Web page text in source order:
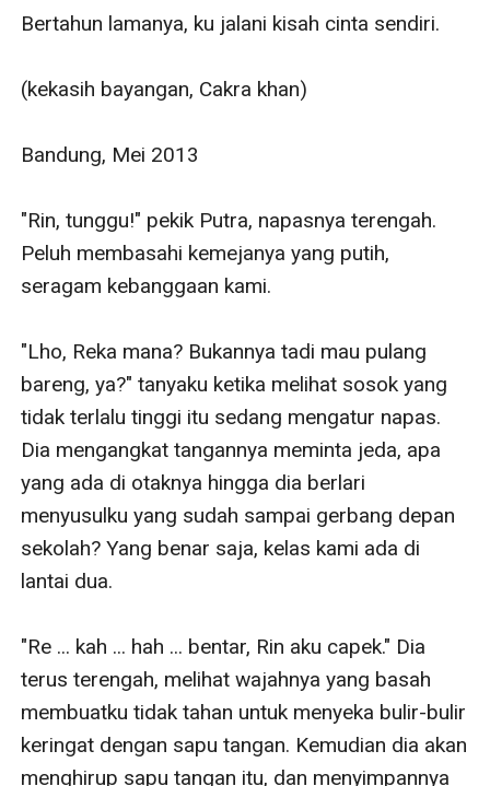
Bertahun lamanya, ku jalani kisah cinta sendiri.
(kekasih bayangan, Cakra khan)
Bandung, Mei 2013
"Rin, tunggu!" pekik Putra, napasnya terengah.
Peluh membasahi kemejanya yang putih,
seragam kebanggaan kami.
"Lho, Reka mana? Bukannya tadi mau pulang
bareng, ya?" tanyaku ketika melihat sosok yang
tidak terlalu tinggi itu sedang mengatur napas.
Dia mengangkat tangannya meminta jeda, apa
yang ada di otaknya hingga dia berlari
menyusulku yang sudah sampai gerbang depan
sekolah? Yang benar saja, kelas kami ada di
lantai dua.
"Re ... kah ... hah ... bentar, Rin aku capek." Dia
terus terengah, melihat wajahnya yang basah
membuatku tidak tahan untuk menyeka bulir-bulir
keringat dengan sapu tangan. Kemudian dia akan
menghirup sapu tangan itu, dan menyimpannya